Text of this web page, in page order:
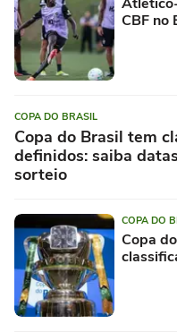
CBF no
COPA DO BRASIL
Copa do Brasil tem
definidos: saiba
sorteio
COPA DO
Copa